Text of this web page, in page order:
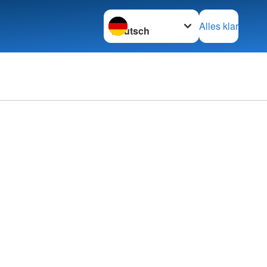
Sprache wechseln zu
Alles klar